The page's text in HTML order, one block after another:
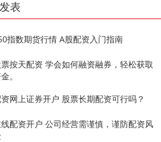
表
指数期货行情 A股配资入门指南
按天配资 学会如何融资融券，轻松获取
。
网上证券开户 股票长期配资可行吗？
配资开户 公司经营需谨慎，谨防配资风